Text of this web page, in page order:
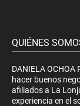
QUIÉNES
DANIELA OCHOA
hacer buenos
afiliados a La
experiencia en el